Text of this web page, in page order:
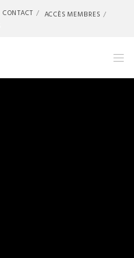
CONTACT
ACCÈS MEMBRES